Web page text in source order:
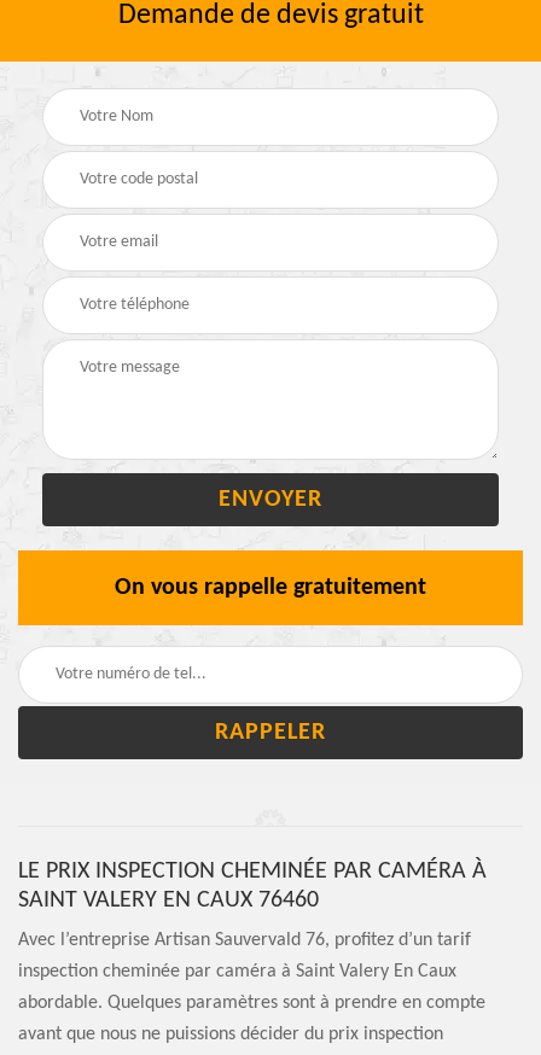
Demande de devis gratuit
On vous rappelle gratuitement
LE PRIX INSPECTION CHEMINÉE PAR CAMÉRA À
SAINT VALERY EN CAUX 76460
Avec l’entreprise Artisan Sauvervald 76, profitez d’un tarif
inspection cheminée par caméra à Saint Valery En Caux
abordable. Quelques paramètres sont à prendre en compte
avant que nous ne puissions décider du prix inspection